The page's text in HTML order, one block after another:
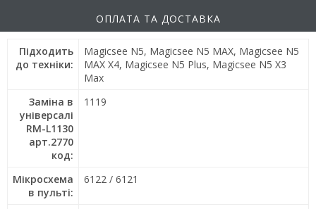
ОПЛАТА ТА ДОСТАВКА
Підходить
до техніки:
Magicsee N5, Magicsee N5 MAX, Magicsee N5
MAX X4, Magicsee N5 Plus, Magicsee N5 X3
Max
Заміна в
універсалі
RM-L1130
арт.2770
код:
1119
Мікросхема
в пульті:
6122 / 6121